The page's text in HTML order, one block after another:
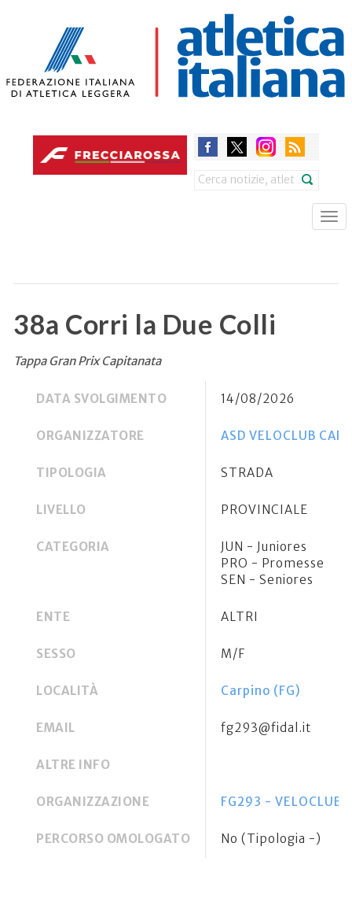
Search
38a Corri la Due Colli
Tappa Gran Prix Capitanata
DATA SVOLGIMENTO 14/08/2026
ORGANIZZATORE ASD VELOCLUB
TIPOLOGIA STRADA
LIVELLO PROVINCIALE
CATEGORIA
JUN - Juniores
PRO - Promesse
SEN - Seniores
ENTE ALTRI
SESSO M/F
LOCALITÀ Carpino (FG)
EMAIL fg293@fidal.it
ALTRE INFO
ORGANIZZAZIONE FG293 - VELOCLUB
PERCORSO OMOLOGATO No (Tipologia -)